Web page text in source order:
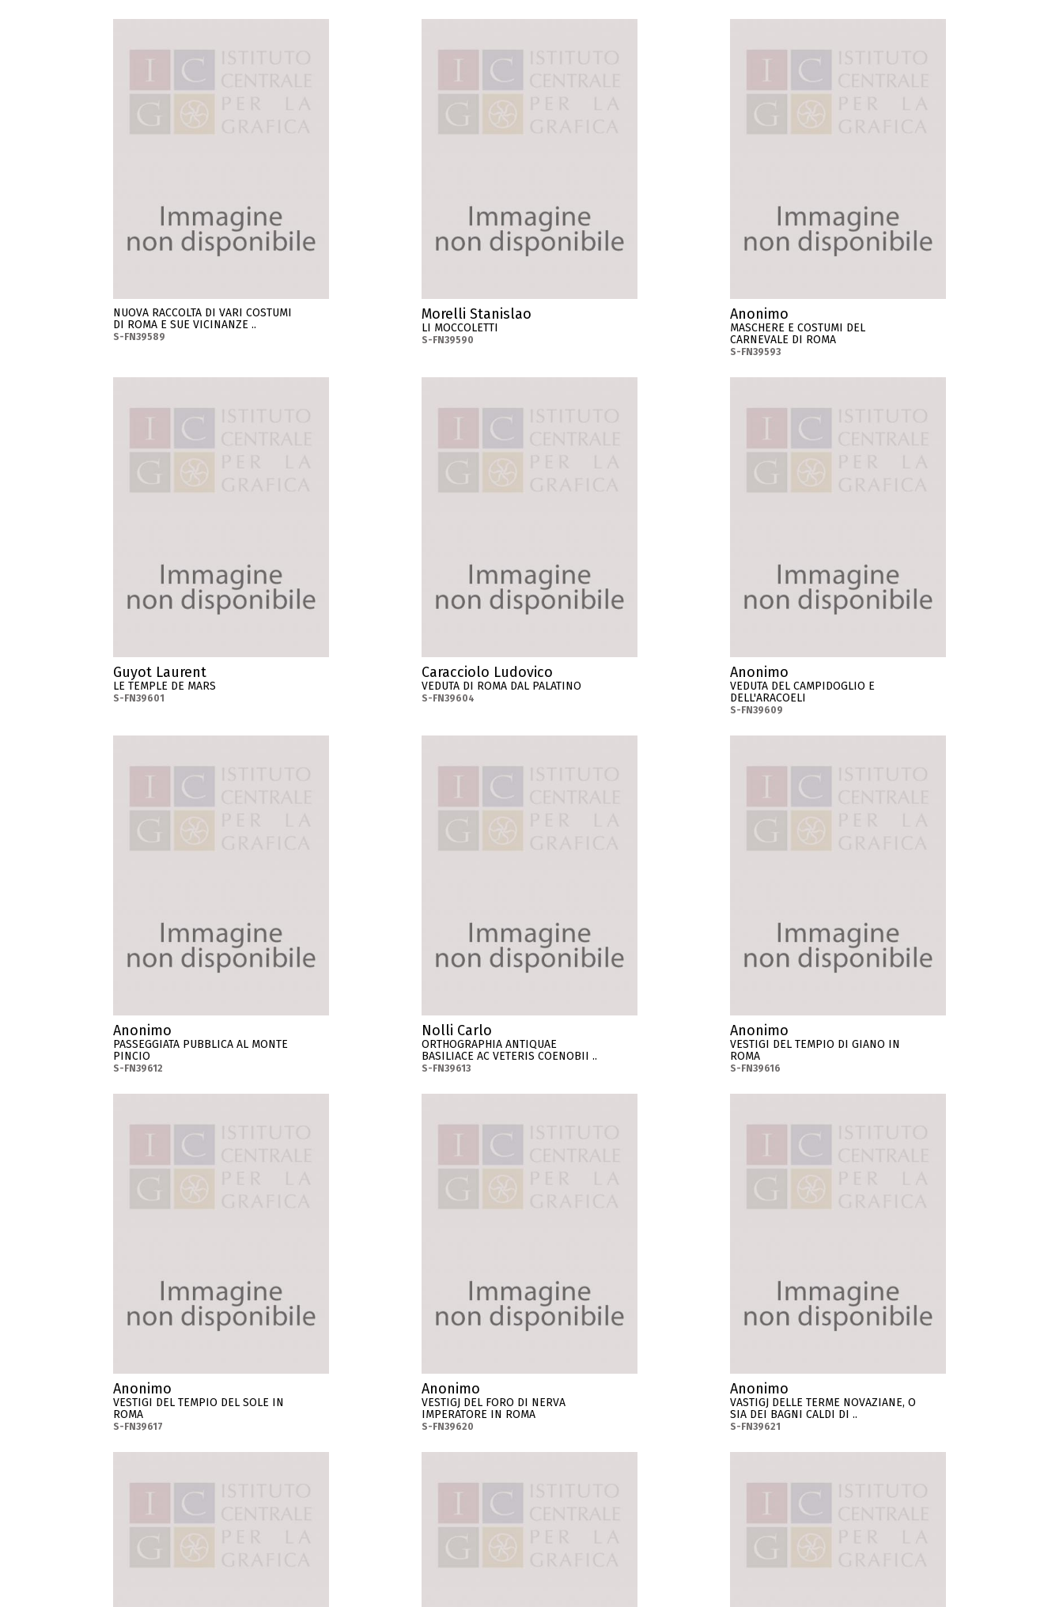
NUOVA RACCOLTA DI VARI COSTUMI
DI ROMA E SUE VICINANZE ..
S-FN39589
Morelli Stanislao
LI MOCCOLETTI
S-FN39590
Anonimo
MASCHERE E COSTUMI DEL
CARNEVALE DI ROMA
S-FN39593
Guyot Laurent
LE TEMPLE DE MARS
S-FN39601
Caracciolo Ludovico
VEDUTA DI ROMA DAL PALATINO
S-FN39604
Anonimo
VEDUTA DEL CAMPIDOGLIO E
DELL'ARACOELI
S-FN39609
Anonimo
PASSEGGIATA PUBBLICA AL MONTE
PINCIO
S-FN39612
Nolli Carlo
ORTHOGRAPHIA ANTIQUAE
BASILIACE AC VETERIS COENOBII ..
S-FN39613
Anonimo
VESTIGI DEL TEMPIO DI GIANO IN
ROMA
S-FN39616
Anonimo
VESTIGI DEL TEMPIO DEL SOLE IN
ROMA
S-FN39617
Anonimo
VESTIGJ DEL FORO DI NERVA
IMPERATORE IN ROMA
S-FN39620
Anonimo
VASTIGJ DELLE TERME NOVAZIANE, O
SIA DEI BAGNI CALDI DI ..
S-FN39621